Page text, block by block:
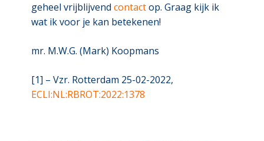
geheel vrijblijvend contactop. Graag kijk ik
wat ik voor je kan betekenen!
mr. M.W.G. (Mark) Koopmans
[1] – Vzr. Rotterdam 25-02-2022,
ECLI:NL:RBROT:2022:1378